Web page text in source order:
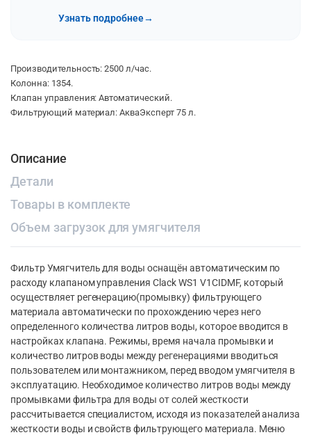
Узнать подробнее→
Производительность: 2500 л/час.
Колонна: 1354.
Клапан управления: Автоматический.
Фильтрующий материал:АкваЭксперт 75 л.
Описание
Детали
Товары в комплекте
Объем загрузок для умягчителя
Фильтр Умягчитель для воды оснащён автоматическим по
расходу клапаном управления Clack WS1 V1CIDMF, который
осуществляет регенерацию(промывку) фильтрующего
материала автоматически по прохождению через него
определенного количества литров воды, которое вводится в
настройках клапана. Режимы, время начала промывки и
количество литров воды между регенерациями вводиться
пользователем или монтажником, перед вводом умягчителя в
эксплуатацию. Необходимое количество литров воды между
промывками фильтра для воды от солей жесткости
рассчитывается специалистом, исходя из показателей анализа
жесткости воды и свойств фильтрующего материала. Меню